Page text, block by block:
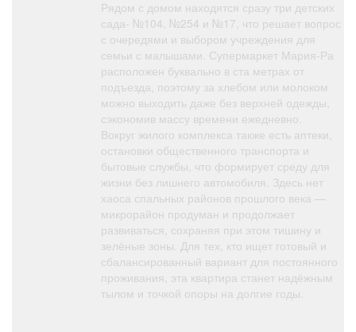
Рядом с домом находятся сразу три детских
сада- №104, №254 и №17, что решает вопрос
с очередями и выбором учреждения для
семьи с малышами. Супермаркет Мария-Ра
расположен буквально в ста метрах от
подъезда, поэтому за хлебом или молоком
можно выходить даже без верхней одежды,
сэкономив массу времени ежедневно.
Вокруг жилого комплекса также есть аптеки,
остановки общественного транспорта и
бытовые службы, что формирует среду для
жизни без лишнего автомобиля. Здесь нет
хаоса спальных районов прошлого века —
микрорайон продуман и продолжает
развиваться, сохраняя при этом тишину и
зелёные зоны. Для тех, кто ищет готовый и
сбалансированный вариант для постоянного
проживания, эта квартира станет надёжным
тылом и точкой опоры на долгие годы.